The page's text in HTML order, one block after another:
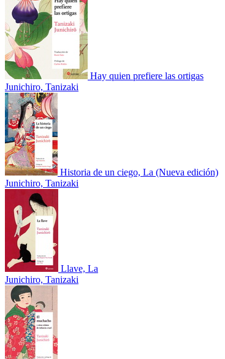
Hay quien prefiere las ortigas
Junichiro, Tanizaki
Historia de un ciego, La (Nueva edición)
Junichiro, Tanizaki
Llave, La
Junichiro, Tanizaki